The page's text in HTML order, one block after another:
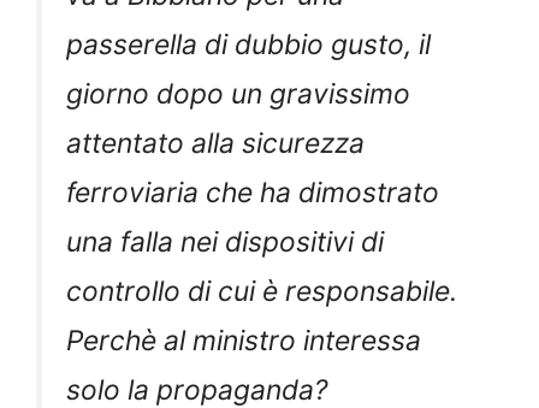
passerella di dubbio gusto, il
giorno dopo un gravissimo
attentato alla sicurezza
ferroviaria che ha dimostrato
una falla nei dispositivi di
controllo di cui è responsabile.
Perchè al ministro interessa
solo la propaganda?